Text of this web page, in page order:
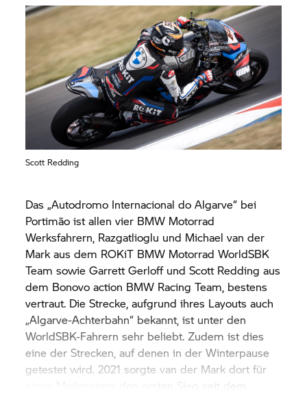
Scott Redding
Das „Autodromo Internacional do Algarve“ bei
Portimão ist allen vier BMW Motorrad
Werksfahrern, Razgatlioglu und Michael van der
Mark aus dem ROKiT BMW Motorrad WorldSBK
Team sowie Garrett Gerloff und Scott Redding aus
dem Bonovo action BMW Racing Team, bestens
vertraut. Die Strecke, aufgrund ihres Layouts auch
„Algarve-Achterbahn“ bekannt, ist unter den
WorldSBK-Fahrern sehr beliebt. Zudem ist dies
eine der Strecken, auf denen in der Winterpause
getestet wird. 2021 sorgte van der Mark dort für
einen Meilenstein: den ersten Sieg seit dem